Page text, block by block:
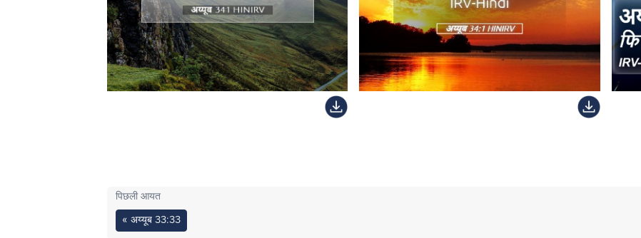
पिछली आयत
« अय्यूब 33:33